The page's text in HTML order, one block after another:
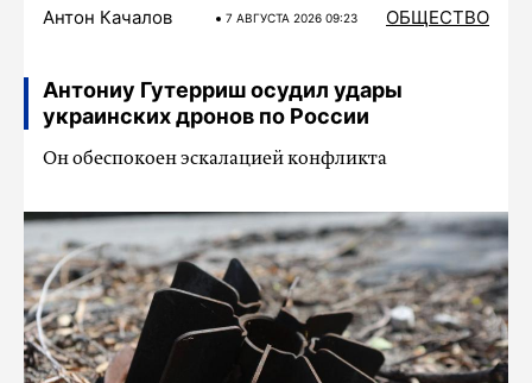
Антон Качалов 7 АВГУСТА 2026 09:23 ОБЩЕСТВО
Антониу Гутерриш осудил удары
украинских дронов по России
Он обеспокоен эскалацией конфликта